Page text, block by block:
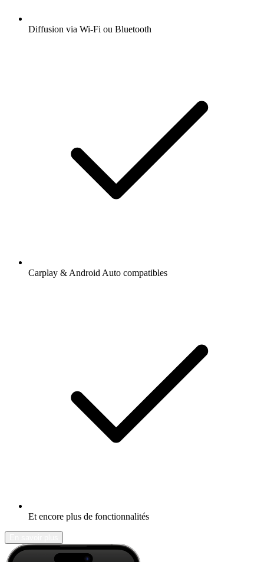
Diffusion via Wi-Fi ou Bluetooth
Carplay & Android Auto compatibles
Et encore plus de fonctionnalités